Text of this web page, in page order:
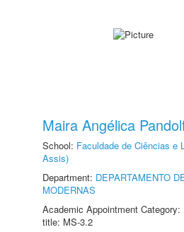
Maira Angélica
School: Faculdade de Ciências e
Assis)
Department: DEPARTAMENTO
MODERNAS
Academic Appointment
title: MS-3.2